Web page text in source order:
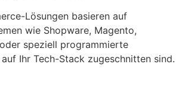
Lösungen basieren auf
wie Shopware, Magento,
speziell programmierte
Ihr Tech-Stack zugeschnitten sind.